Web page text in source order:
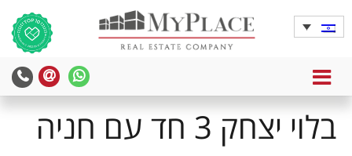
MENU
בלוי יצחק 3 חד עם חניה